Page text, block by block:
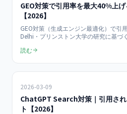
GEO対策で引用率を最大40%上
【2026】
GEO対策（生成エンジン最適化）で
Delhi・プリンストン大学の研究に基づ
由の流入（週58〜75ユーザー・検索流
読む
2026-03-09
ChatGPT Search対策｜引用さ
ト【2026】